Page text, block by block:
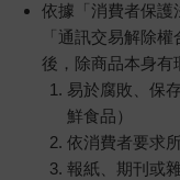
依據「消費者保護
「通訊交易解除
後，除商品本身有
易於腐敗、保
鮮食品）
依消費者要求
報紙、期刊或